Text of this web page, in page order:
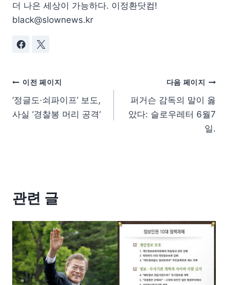
더 나은 세상이 가능하다. 이정환닷컴!
black@slownews.kr
이전 페이지
‘정글도·쇠파이프’ 보도,
사실 ‘경찰봉 머리 공격’
다음 페이지
퍼거슨 감독의 말이 옳
았다: 슬로우레터 6월7
일.
관련 글